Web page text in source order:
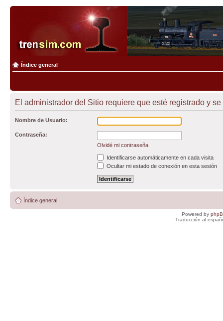
Índice general
El administrador del Sitio requiere que esté registrado y
Nombre de Usuario:
Contraseña:
Olvidé mi contraseña
Identificarse automáticamente en cada visita
Ocultar mi estado de conexión en esta sesión
Índice general
Powered by
Traducción al